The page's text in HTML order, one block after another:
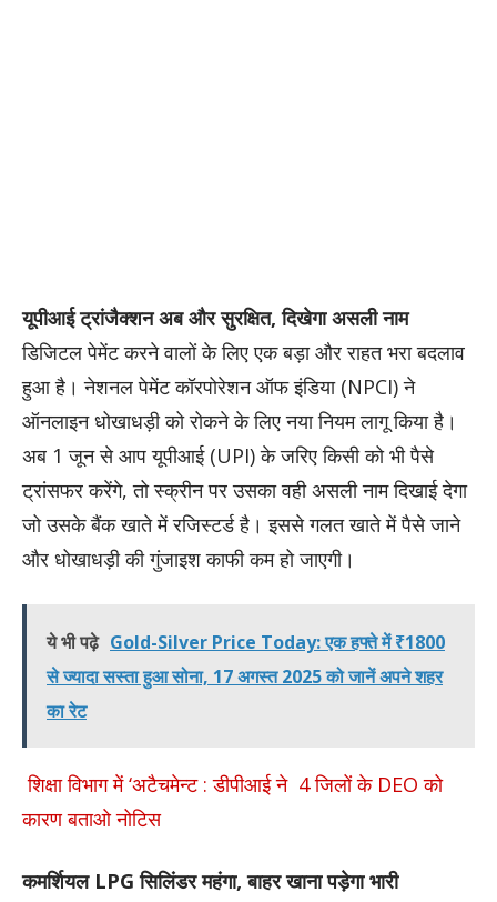
यूपीआई ट्रांजैक्शन अब और सुरक्षित, दिखेगा असली नाम
डिजिटल पेमेंट करने वालों के लिए एक बड़ा और राहत भरा बदलाव
हुआ है। नेशनल पेमेंट कॉरपोरेशन ऑफ इंडिया (NPCI) ने
ऑनलाइन धोखाधड़ी को रोकने के लिए नया नियम लागू किया है।
अब 1 जून से आप यूपीआई (UPI) के जरिए किसी को भी पैसे
ट्रांसफर करेंगे, तो स्क्रीन पर उसका वही असली नाम दिखाई देगा
जो उसके बैंक खाते में रजिस्टर्ड है। इससे गलत खाते में पैसे जाने
और धोखाधड़ी की गुंजाइश काफी कम हो जाएगी।
ये भी पढ़े Gold-Silver Price Today: एक हफ्ते में ₹1800
से ज्यादा सस्ता हुआ सोना, 17 अगस्त 2025 को जानें अपने शहर
का रेट
शिक्षा विभाग में ‘अटैचमेन्ट : डीपीआई ने 4 जिलों के DEO को
कारण बताओ नोटिस
कमर्शियल LPG सिलिंडर महंगा, बाहर खाना पड़ेगा भारी